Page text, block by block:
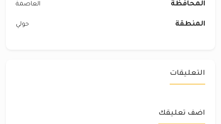
المحافظة العاصمة
المنطقة حولي
التعليقات
اضف تعليقك